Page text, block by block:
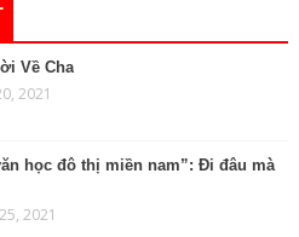
Về Cha
2021
học đô thị miền nam”: Đi đâu mà
2021